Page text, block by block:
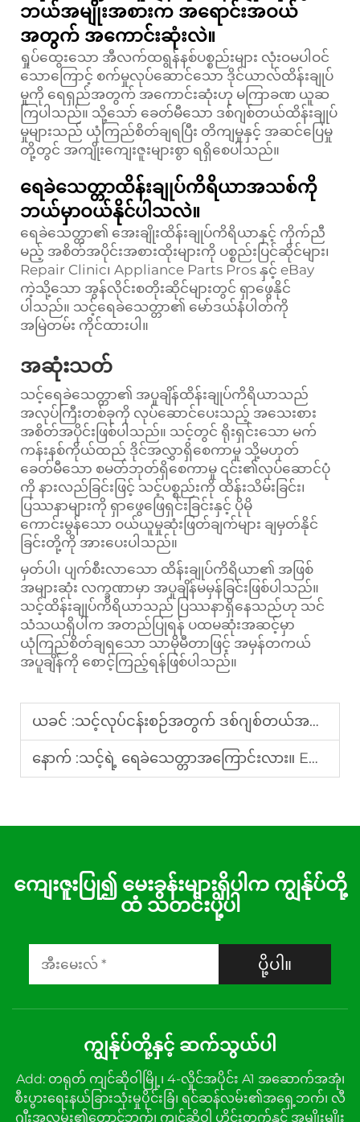
ဘယ်အမျိုးအစားက အရောင်းအဝယ်
အတွက် အကောင်းဆုံးလဲ။
ရှုပ်ထွေးသော အီလက်ထရွန်နစ်ပစ္စည်းများ လုံးဝမပါဝင်
သောကြောင့် စက်မှုလုပ်ဆောင်သော ဒိုင်ယာလ်ထိန်းချုပ်
မှုကို ရေရှည်အတွက် အကောင်းဆုံးဟု မကြာခဏ ယူဆ
ကြပါသည်။ သို့သော် ခေတ်မီသော ဒစ်ဂျစ်တယ်ထိန်းချုပ်
မှုများသည် ယုံကြည်စိတ်ချရပြီး တိကျမှုနှင့် အဆင်ပြေမှု
တို့တွင် အကျိုးကျေးဇူးများစွာ ရရှိစေပါသည်။
ရေခဲသေတ္တာထိန်းချုပ်ကိရိယာအသစ်ကို
ဘယ်မှာဝယ်နိုင်ပါသလဲ။
ရေခဲသေတ္တာ၏ အေးချိုးထိန်းချုပ်ကိရိယာနှင့် ကိုက်ညီ
မည့် အစိတ်အပိုင်းအစားထိုးများကို ပစ္စည်းပြင်ဆိုင်များ၊
Repair Clinic၊ Appliance Parts Pros နှင့် eBay
ကဲ့သို့သော အွန်လိုင်းစတိုးဆိုင်များတွင် ရှာဖွေနိုင်
ပါသည်။ သင့်ရေခဲသေတ္တာ၏ မော်ဒယ်နံပါတ်ကို
အမြဲတမ်း ကိုင်ထားပါ။
အဆုံးသတ်
သင့်ရေခဲသေတ္တာ၏ အပူချိန်ထိန်းချုပ်ကိရိယာသည်
အလုပ်ကြီးတစ်ခုကို လုပ်ဆောင်ပေးသည့် အသေးစား
အစိတ်အပိုင်းဖြစ်ပါသည်။ သင့်တွင် ရိုးရှင်းသော မက်
ကန်းနစ်ကိုယ်ထည် ဒိုင်အလွှာရှိစေကာမူ သို့မဟုတ်
ခေတ်မီသော စမတ်ဘုတ်ရှိစေကာမူ ၎င်း၏လုပ်ဆောင်ပုံ
ကို နားလည်ခြင်းဖြင့် သင့်ပစ္စည်းကို ထိန်းသိမ်းခြင်း၊
ပြဿနာများကို ရှာဖွေဖြေရှင်းခြင်းနှင့် ပိုမို
ကောင်းမွန်သော ဝယ်ယူမှုဆုံးဖြတ်ချက်များ ချမှတ်နိုင်
ခြင်းတို့ကို အားပေးပါသည်။
မှတ်ပါ၊ ပျက်စီးလာသော ထိန်းချုပ်ကိရိယာ၏ အဖြစ်
အများဆုံး လက္ခဏာမှာ အပူချိန်မမှန်ခြင်းဖြစ်ပါသည်။
သင့်ထိန်းချုပ်ကိရိယာသည် ပြဿနာရှိနေသည်ဟု သင်
သံသယရှိပါက အတည်ပြုရန် ပထမဆုံးအဆင့်မှာ
ယုံကြည်စိတ်ချရသော သာမိုမီတာဖြင့် အမှန်တကယ်
အပူချိန်ကို စောင့်ကြည့်ရန်ဖြစ်ပါသည်။
ယခင် :သင့်လုပ်ငန်းစဉ်အတွက် ဒစ်ဂျစ်တယ်အပူချိန်ထိန်းကိရိယာ လိုအပ်ရသည့်အကြောင်းရင်း
နောက် :သင့်ရဲ့ ရေခဲသေတ္တာအကြောင်းလား။ ECS-974T ကို မိတ်ဆက်ပေးပါရစေ။ သင့်ရေခဲသေတ္တာအတွက် အသစ်ထွက် အကောင်းဆုံး အပူချိန်ထိန်းချုပ်ကိရိယာပါ။
ကျေးဇူးပြု၍ မေးခွန်းများရှိပါက ကျွန်ုပ်တို့
ထံ သတင်းပို့ပါ
ပို့ပါ။
ကျွန်ုပ်တို့နှင့် ဆက်သွယ်ပါ
Add: တရုတ် ကျင်ဆိုဝါမြို့၊ 4-လှိုင်အပိုင်း A1 အဆောက်အအုံ၊
စီးပွားရေးနယ်ခြားသုံးမှုပိုင်းခြံ၊ ရင်ဆန်လမ်း၏အရှေ့ဘက်၊ လီ
ဂျီးအလမ်း၏တောင်ဘက်၊ ကျင်ဆိုဝါ ဟိုင်းတက်နှင့် အမျိုးမျိုး